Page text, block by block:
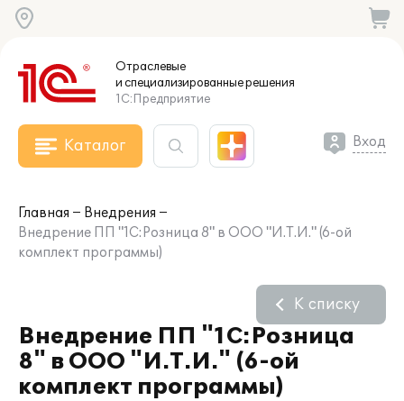
Отраслевые
и специализированныерешения
1С:Предприятие
Каталог Вход
Главная
Внедрения
Внедрение ПП "1С:Розница 8" в ООО "И.Т.И." (6-ой
комплект программы)
Внедрение ПП "1С:Розница
8" в ООО "И.Т.И." (6-ой
комплект программы)
К списку